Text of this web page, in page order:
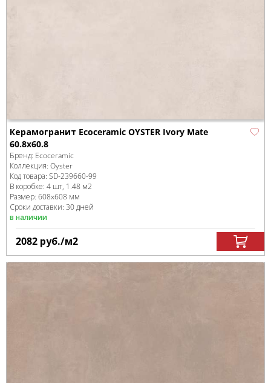
Керамогранит Ecoceramic OYSTER Ivory Mate
60.8x60.8
Бренд: Ecoceramic
Коллекция: Oyster
Код товара: SD-239660-99
В коробке: 4 шт, 1.48 м2
Размер: 608x608 мм
Сроки доставки: 30 дней
в наличии
2082 руб./м2